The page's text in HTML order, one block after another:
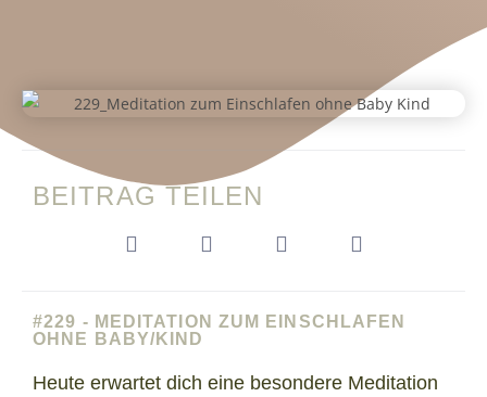
BEITRAG TEILEN
#229 - MEDITATION ZUM EINSCHLAFEN
OHNE BABY/KIND
Heute erwartet dich eine besondere Meditation